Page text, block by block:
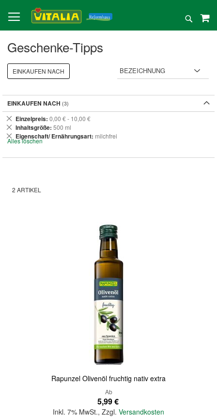
zum
Inhalt
Suche
Geschenke-Tipps
2 ARTIKEL
Rapunzel Olivenöl fruchtig nativ extra
Ab
5,99 €
Inkl. 7% MwSt., Zzgl. Versandkosten
EINKAUFEN NACH
EINKAUFEN NACH
Einzelpreis 0,00 € - 10,00 €
Dies
entfernen
Inhaltsgröße 500 ml
Dies
entfernen
Eigenschaft/ Ernährungsart milchfrei
Dies
entfernen
Alles löschen